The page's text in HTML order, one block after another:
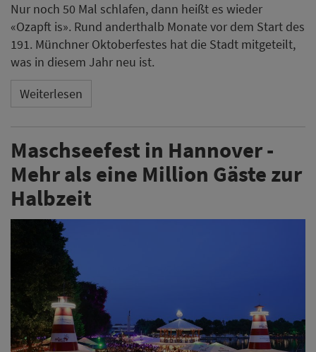
Nur noch 50 Mal schlafen, dann heißt es wieder
«Ozapft is». Rund anderthalb Monate vor dem Start des
191. Münchner Oktoberfestes hat die Stadt mitgeteilt,
was in diesem Jahr neu ist.
Weiterlesen
Maschseefest in Hannover -
Mehr als eine Million Gäste zur
Halbzeit